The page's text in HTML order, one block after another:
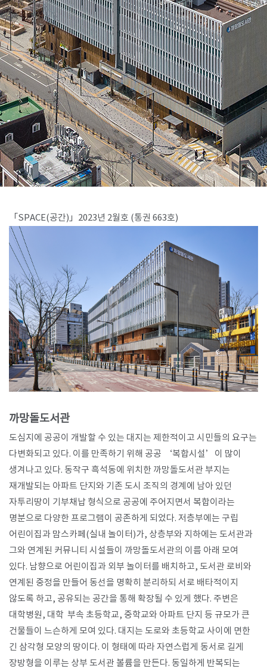
기사문의
광고문의
Contact
「SPACE(공간)」2023년 2월호 (통권 663호)​
까망돌도서관
도심지에 공공이 개발할 수 있는 대지는 제한적이고 시민들의 요구는
다변화되고 있다. 이를 만족하기 위해 공공 ‘복합시설’이 많이
생겨나고 있다. 동작구 흑석동에 위치한 까망돌도서관 부지는
재개발되는 아파트 단지와 기존 도시 조직의 경계에 남아 있던
자투리땅이 기부채납 형식으로 공공에 주어지면서 복합이라는
명분으로 다양한 프로그램이 공존하게 되었다. 저층부에는 구립
어린이집과 맘스카페(실내 놀이터)가, 상층부와 지하에는 도서관과
그와 연계된 커뮤니티 시설들이 까망돌도서관의 이름 아래 모여
있다. 남향으로 어린이집과 외부 놀이터를 배치하고, 도서관 로비와
연계된 중정을 만들어 동선을 명확히 분리하되 서로 배타적이지
않도록 하고, 공유되는 공간을 통해 확장될 수 있게 했다. 주변은
대학병원, 대학 부속 초등학교, 중학교와 아파트 단지 등 규모가 큰
건물들이 느슨하게 모여 있다. 대지는 도로와 초등학교 사이에 면한
긴 삼각형 모양의 땅이다. 이 형태에 따라 자연스럽게 동서로 길게
장방형을 이루는 상부 도서관 볼륨을 만든다. 동일하게 반복되는